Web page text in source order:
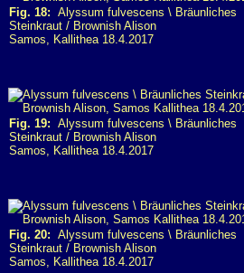
Fig. 18: Alyssum fulvescens \ Bräunliches
Steinkraut / Brownish Alison
Samos, Kallithea 18.4.2017
Fig. 19: Alyssum fulvescens \ Bräunliches
Steinkraut / Brownish Alison
Samos, Kallithea 18.4.2017
Fig. 20: Alyssum fulvescens \ Bräunliches
Steinkraut / Brownish Alison
Samos, Kallithea 18.4.2017